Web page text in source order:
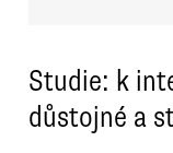
Studie: k
důstojné a